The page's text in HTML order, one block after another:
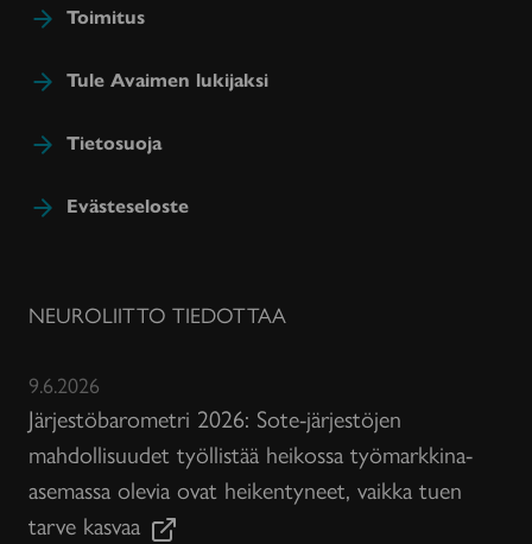
Toimitus
Tule Avaimen lukijaksi
Tietosuoja
Evästeseloste
NEUROLIITTO TIEDOTTAA
9.6.2026
Järjestöbarometri 2026: Sote-järjestöjen
mahdollisuudet työllistää heikossa työmarkkina-
asemassa olevia ovat heikentyneet, vaikka tuen
tarve kasvaa